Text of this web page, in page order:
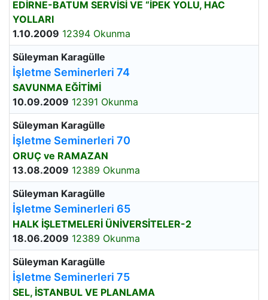
EDİRNE-BATUM SERVİSİ VE “İPEK YOLU, HAC
YOLLARI
1.10.2009 12394 Okunma
Süleyman Karagülle
İşletme Seminerleri 74
SAVUNMA EĞİTİMİ
10.09.2009 12391 Okunma
Süleyman Karagülle
İşletme Seminerleri 70
ORUÇ ve RAMAZAN
13.08.2009 12389 Okunma
Süleyman Karagülle
İşletme Seminerleri 65
HALK İŞLETMELERİ ÜNİVERSİTELER-2
18.06.2009 12389 Okunma
Süleyman Karagülle
İşletme Seminerleri 75
SEL, İSTANBUL VE PLANLAMA